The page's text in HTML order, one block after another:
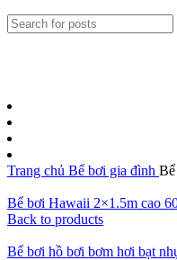
Trang chủ Bể bơi gia đình
Bể bơi Hawaii 2×1.5m cao
Back to products
Bể bơi hồ bơi bơm hơi bạt